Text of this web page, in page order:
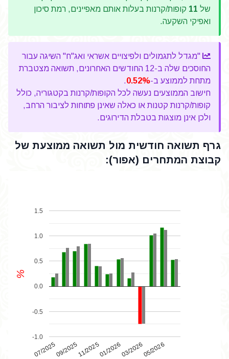
של 11 קופות/קרנות בעלות אותם מאפיינים, רמת סיכון
ואפיקי השקעה.
"מגדל לתגמולים ולפיצויים אשראי ואג"ח" השיגה עבור
החוסכים שלה ב-12 החודשים האחרונים, תשואה מצטברת
מתחת לממוצע ב-0.52%
.
חישוב הממוצעים נעשה לכל הקופות/קרנות בקטגוריה, כולל
קופות/קרנות קטנות או כאלה שאינן פתוחות לציבור הרחב,
ולכן אינן מוצגות בטבלת הדירוגים.
גרף תשואה חודשית מול תשואה ממוצעת של
קבוצת המתחרים (אפור):
07/202509/202511/202501/202603/202605/2026
-1.0
-0.5
0.0
0.5
1.0
1.5
%